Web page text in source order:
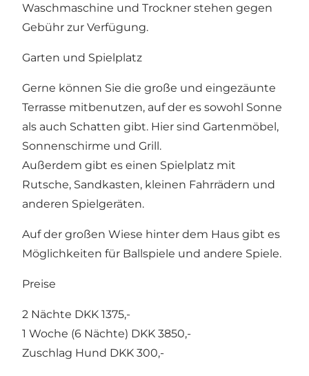
Waschmaschine und Trockner stehen gegen
Gebühr zur Verfügung.
Garten und Spielplatz
Gerne können Sie die große und eingezäunte
Terrasse mitbenutzen, auf der es sowohl Sonne
als auch Schatten gibt. Hier sind Gartenmöbel,
Sonnenschirme und Grill.
Außerdem gibt es einen Spielplatz mit
Rutsche, Sandkasten, kleinen Fahrrädern und
anderen Spielgeräten.
Auf der großen Wiese hinter dem Haus gibt es
Möglichkeiten für Ballspiele und andere Spiele.
Preise
2 Nächte DKK 1375,-
1 Woche (6 Nächte) DKK 3850,-
Zuschlag Hund DKK 300,-